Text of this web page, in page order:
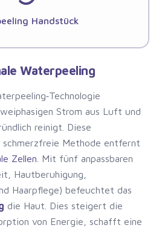
Handstück
Waterpeeling
Strom aus Luft und
reinigt. Diese
schmerzfreie Methode entfernt
Zellen . Mit fünf anpassbaren
Hautberuhigung,
Haarpflege) befeuchtet das
die Haut. Dies steigert die
von Energie, schafft eine